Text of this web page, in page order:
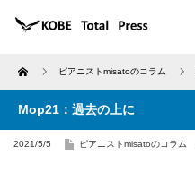
Home ピアニストmisatoのコラム
Mop21：過去の上に
2021/5/5 ピアニストmisatoのコラム